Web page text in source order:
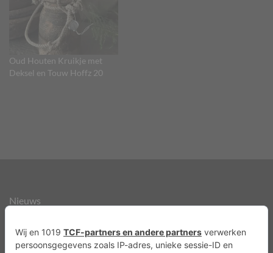
Oud Houten Kruikje met
Deksel en Touw Hoffz 20
Nieuws
Over ons